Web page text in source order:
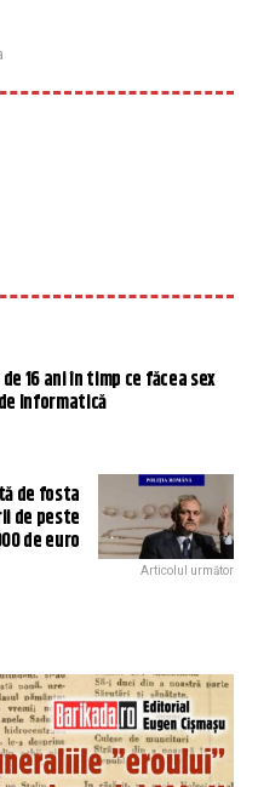
16 ani în timp ce făcea sex
Informatică
de fosta
de peste
de euro
Articolul următor